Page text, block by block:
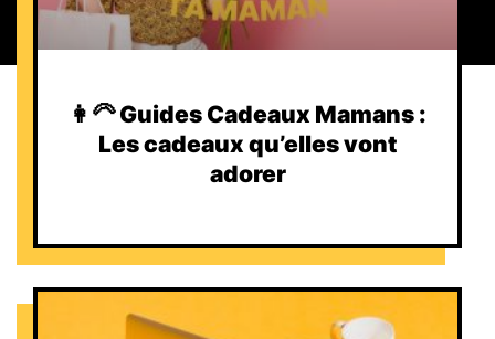
👩‍🦳 Guides Cadeaux Mamans :
Les cadeaux qu’elles vont
adorer